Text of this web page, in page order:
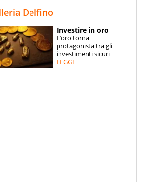
ESPERTI
CONTATTI
Delfino
Investire in oro
L’oro torna
protagonista tra gli
investimenti sicuri
LEGGI